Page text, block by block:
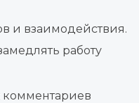
и взаимодействия.
работу
комментариев